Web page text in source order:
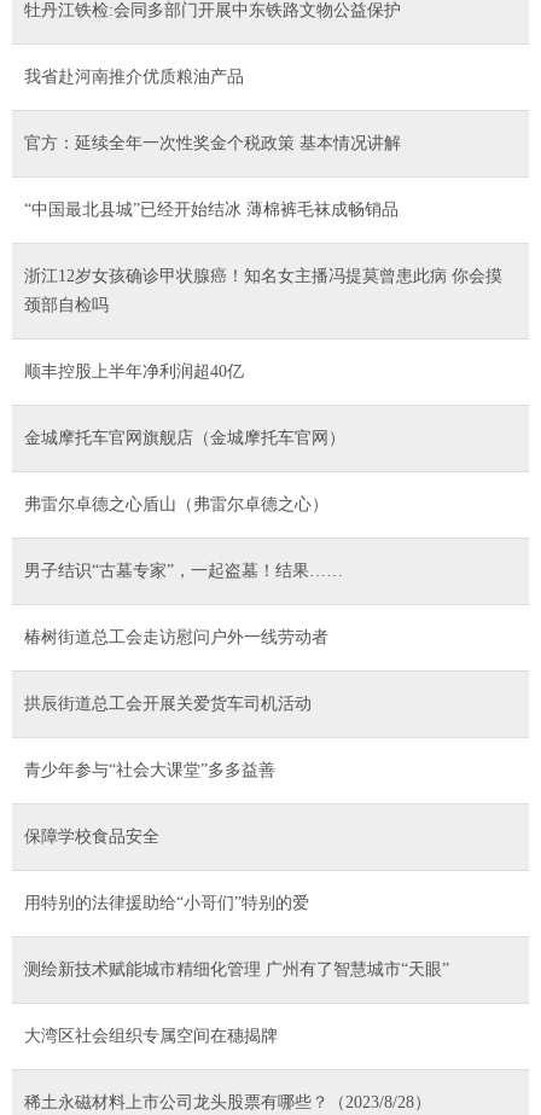
牡丹江铁检:会同多部门开展中东铁路文物公益保护
我省赴河南推介优质粮油产品
官方：延续全年一次性奖金个税政策 基本情况讲解
“中国最北县城”已经开始结冰 薄棉裤毛袜成畅销品
浙江12岁女孩确诊甲状腺癌！知名女主播冯提莫曾患此病 你会摸
颈部自检吗
顺丰控股上半年净利润超40亿
金城摩托车官网旗舰店（金城摩托车官网）
弗雷尔卓德之心盾山（弗雷尔卓德之心）
男子结识“古墓专家”，一起盗墓！结果……
椿树街道总工会走访慰问户外一线劳动者
拱辰街道总工会开展关爱货车司机活动
青少年参与“社会大课堂”多多益善
保障学校食品安全
用特别的法律援助给“小哥们”特别的爱
测绘新技术赋能城市精细化管理 广州有了智慧城市“天眼”
大湾区社会组织专属空间在穗揭牌
稀土永磁材料上市公司龙头股票有哪些？（2023/8/28）